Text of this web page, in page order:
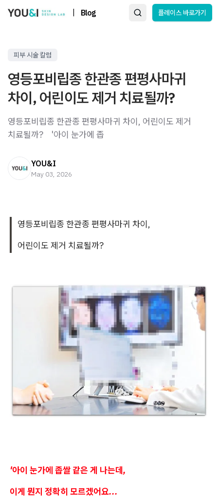
Blog 플레이스 바로가기
피부 시술 칼럼
영등포비립종 한관종 편평사마귀
차이, 어린이도 제거 치료될까?
영등포비립종 한관종 편평사마귀 차이, 어린이도 제거
치료될까? ​ ​ ​ '아이 눈가에 좁
YOU&I
May 03, 2026
영등포비립종 한관종 편평사마귀 차이,
어린이도 제거 치료될까?
'아이 눈가에 좁쌀 같은 게 나는데,
이게 뭔지 정확히 모르겠어요...